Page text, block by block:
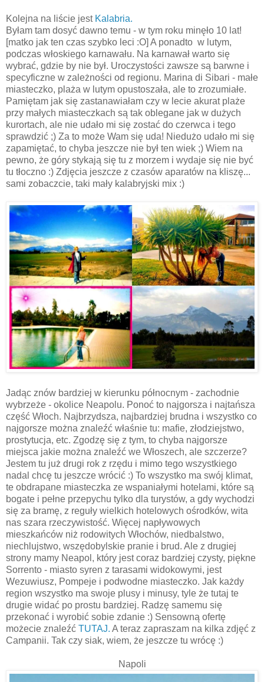
Kolejna na liście jest Kalabria.
Byłam tam dosyć dawno temu - w tym roku minęło 10 lat!
[matko jak ten czas szybko leci :O] A ponadto w lutym,
podczas włoskiego karnawału. Na karnawał warto się
wybrać, gdzie by nie był. Uroczystości zawsze są barwne i
specyficzne w zależności od regionu. Marina di Sibari - małe
miasteczko, plaża w lutym opustoszała, ale to zrozumiałe.
Pamiętam jak się zastanawiałam czy w lecie akurat plaże
przy małych miasteczkach są tak oblegane jak w dużych
kurortach, ale nie udało mi się zostać do czerwca i tego
sprawdzić ;) Za to może Wam się uda! Niedużo udało mi się
zapamiętać, to chyba jeszcze nie był ten wiek ;) Wiem na
pewno, że góry stykają się tu z morzem i wydaje się nie być
tu tłoczno :) Zdjęcia jeszcze z czasów aparatów na kliszę...
sami zobaczcie, taki mały kalabryjski mix :)
Jadąc znów bardziej w kierunku północnym - zachodnie
wybrzeże - okolice Neapolu. Ponoć to najgorsza i najtańsza
część Włoch. Najbrzydsza, najbardziej brudna i wszystko co
najgorsze można znaleźć właśnie tu: mafie, złodziejstwo,
prostytucja, etc. Zgodzę się z tym, to chyba najgorsze
miejsca jakie można znaleźć we Włoszech, ale szczerze?
Jestem tu już drugi rok z rzędu i mimo tego wszystkiego
nadal chcę tu jeszcze wrócić :) To wszystko ma swój klimat,
te obdrapane miasteczka ze wspaniałymi hotelami, które są
bogate i pełne przepychu tylko dla turystów, a gdy wychodzi
się za bramę, z reguły wielkich hotelowych ośrodków, wita
nas szara rzeczywistość. Więcej napływowych
mieszkańców niż rodowitych Włochów, niedbalstwo,
niechlujstwo, wszędobylskie pranie i brud. Ale z drugiej
strony mamy Neapol, który jest coraz bardziej czysty, piękne
Sorrento - miasto syren z tarasami widokowymi, jest
Wezuwiusz, Pompeje i podwodne miasteczko. Jak każdy
region wszystko ma swoje plusy i minusy, tyle że tutaj te
drugie widać po prostu bardziej. Radzę samemu się
przekonać i wyrobić sobie zdanie :) Sensowną ofertę
możecie znaleźć TUTAJ. A teraz zapraszam na kilka zdjęć z
Campanii. Tak czy siak, wiem, że jeszcze tu wrócę :)
Napoli